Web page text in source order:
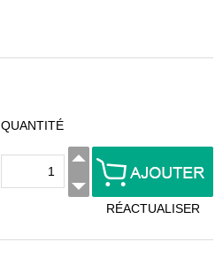
QUANTITÉ
RÉACTUALISER